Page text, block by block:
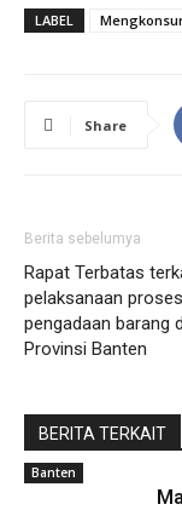
LABEL
Share
Berita sebelumya
Rapat Terbatas
pelaksanaan proses
pengadaan barang
Provinsi Banten
BERITA TERKAIT
Banten